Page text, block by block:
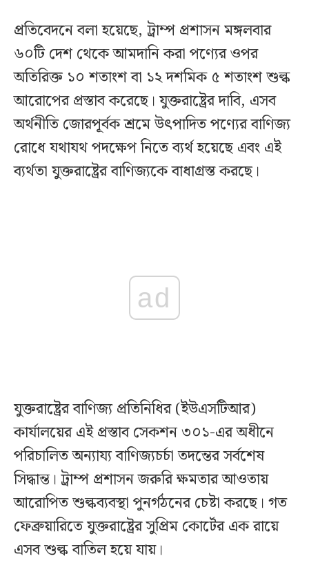
প্রতিবেদনে বলা হয়েছে, ট্রাম্প প্রশাসন মঙ্গলবার
৬০টি দেশ থেকে আমদানি করা পণ্যের ওপর
অতিরিক্ত ১০ শতাংশ বা ১২ দশমিক ৫ শতাংশ শুল্ক
আরোপের প্রস্তাব করেছে। যুক্তরাষ্ট্রের দাবি, এসব
অর্থনীতি জোরপূর্বক শ্রমে উৎপাদিত পণ্যের বাণিজ্য
রোধে যথাযথ পদক্ষেপ নিতে ব্যর্থ হয়েছে এবং এই
ব্যর্থতা যুক্তরাষ্ট্রের বাণিজ্যকে বাধাগ্রস্ত করছে।
ad
যুক্তরাষ্ট্রের বাণিজ্য প্রতিনিধির (ইউএসটিআর)
কার্যালয়ের এই প্রস্তাব সেকশন ৩০১-এর অধীনে
পরিচালিত অন্যায্য বাণিজ্যচর্চা তদন্তের সর্বশেষ
সিদ্ধান্ত। ট্রাম্প প্রশাসন জরুরি ক্ষমতার আওতায়
আরোপিত শুল্কব্যবস্থা পুনর্গঠনের চেষ্টা করছে। গত
ফেব্রুয়ারিতে যুক্তরাষ্ট্রের সুপ্রিম কোর্টের এক রায়ে
এসব শুল্ক বাতিল হয়ে যায়।